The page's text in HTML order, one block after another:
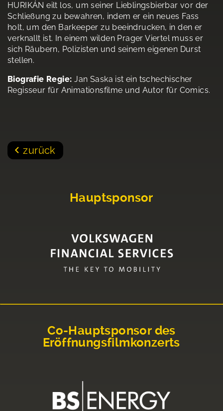
HURIKÁN eilt los, um seiner Lieblingsbierbar vor der
Schließung zu bewahren, indem er ein neues Fass
holt, um den Barkeeper zu beeindrucken, in den er
verknallt ist. In einem wilden Prager Viertel muss er
sich Räubern, Polizisten und seinem eigenen Durst
stellen.
Biografie Regie: Jan Saska ist ein tschechischer
Regisseur für Animationsfilme und Autor für Comics.
zurück
Hauptsponsor
Co-Hauptsponsor des
Eröffnungsfilmkonzerts